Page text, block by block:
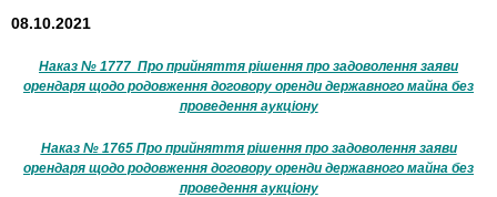
08.10.2021
Наказ № 1777 Про прийняття рішення про задоволення заяви
орендаря щодо родовження договору оренди державного майна без
проведення аукціону
Наказ № 1765 Про прийняття рішення про задоволення заяви
орендаря щодо родовження договору оренди державного майна без
проведення аукціону